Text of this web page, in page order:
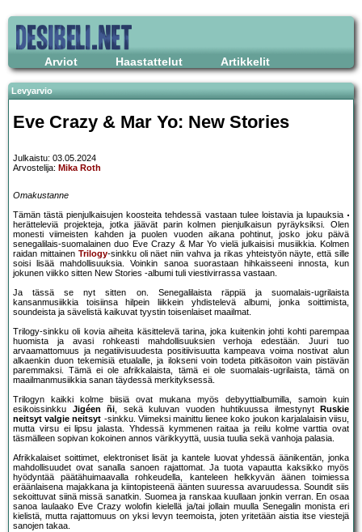
Arviot Haastattelut Artikkelit
Levyarvio
Eve Crazy & Mar Yo: New Stories
Julkaistu: 03.05.2024
Arvostelija: Mika Roth
Omakustanne
Tämän tästä pienjulkaisujen koosteita tehdessä vastaan tulee loistavia ja lupauksia
herätteleviä projekteja, jotka jäävät parin kolmen pienjulkaisun pyräyksiksi. Olen
monesti viimeisten kahden ja puolen vuoden aikana pohtinut, josko joku päivä
senegalilais-suomalainen duo Eve Crazy & Mar Yo vielä julkaisisi musiikkia. Kolmen
raidan mittainen Trilogy-sinkku oli näet niin vahva ja rikas yhteistyön näyte, että sille
soisi lisää mahdollisuuksia. Voinkin sanoa suorastaan hihkaisseeni innosta, kun
jokunen viikko sitten New Stories -albumi tuli viestivirrassa vastaan.
Ja tässä se nyt sitten on. Senegalilaista räppiä ja suomalais-ugrilaista
kansanmusiikkia toisiinsa hilpein liikkein yhdistelevä albumi, jonka soittimista,
soundeista ja sävelistä kaikuvat tyystin toisenlaiset maailmat.
Trilogy-sinkku oli kovia aiheita käsittelevä tarina, joka kuitenkin johti kohti parempaa
huomista ja avasi rohkeasti mahdollisuuksien verhoja edestään. Juuri tuo
arvaamattomuus ja negatiivisuudesta positiivisuutta kampeava voima nostivat alun
alkaenkin duon tekemisiä etualalle, ja ilokseni voin todeta pitkäsoiton vain pistävän
paremmaksi. Tämä ei ole afrikkalaista, tämä ei ole suomalais-ugrilaista, tämä on
maailmanmusiikkia sanan täydessä merkityksessä.
Trilogyn kaikki kolme biisiä ovat mukana myös debyyttialbumilla, samoin kuin
esikoissinkku Jigéen ñi, sekä kuluvan vuoden huhtikuussa ilmestynyt
Ruskie
neitsyt valgie neitsyt -sinkku. Viimeksi mainittu lienee koko joukon karjalalaisin viisu,
mutta virsu ei lipsu jalasta. Yhdessä kymmenen raitaa ja reilu kolme varttia ovat
täsmälleen sopivan kokoinen annos värikkyyttä, uusia tuulia sekä vanhoja palasia.
Afrikkalaiset soittimet, elektroniset lisät ja kantele luovat yhdessä äänikentän, jonka
mahdollisuudet ovat sanalla sanoen rajattomat. Ja tuota vapautta kaksikko myös
hyödyntää päätähuimaavalla rohkeudella, kanteleen helkkyvän äänen toimiessa
eräänlaisena majakkana ja kiintopisteenä äänten suuressa avaruudessa. Soundit siis
sekoittuvat siinä missä sanatkin. Suomea ja ranskaa kuullaan jonkin verran. En osaa
sanoa laulaako Eve Crazy wolofin kielellä ja/tai jollain muulla Senegalin monista eri
kielistä, mutta rajattomuus on yksi levyn teemoista, joten yritetään aistia itse viestejä
sanojen takaa.